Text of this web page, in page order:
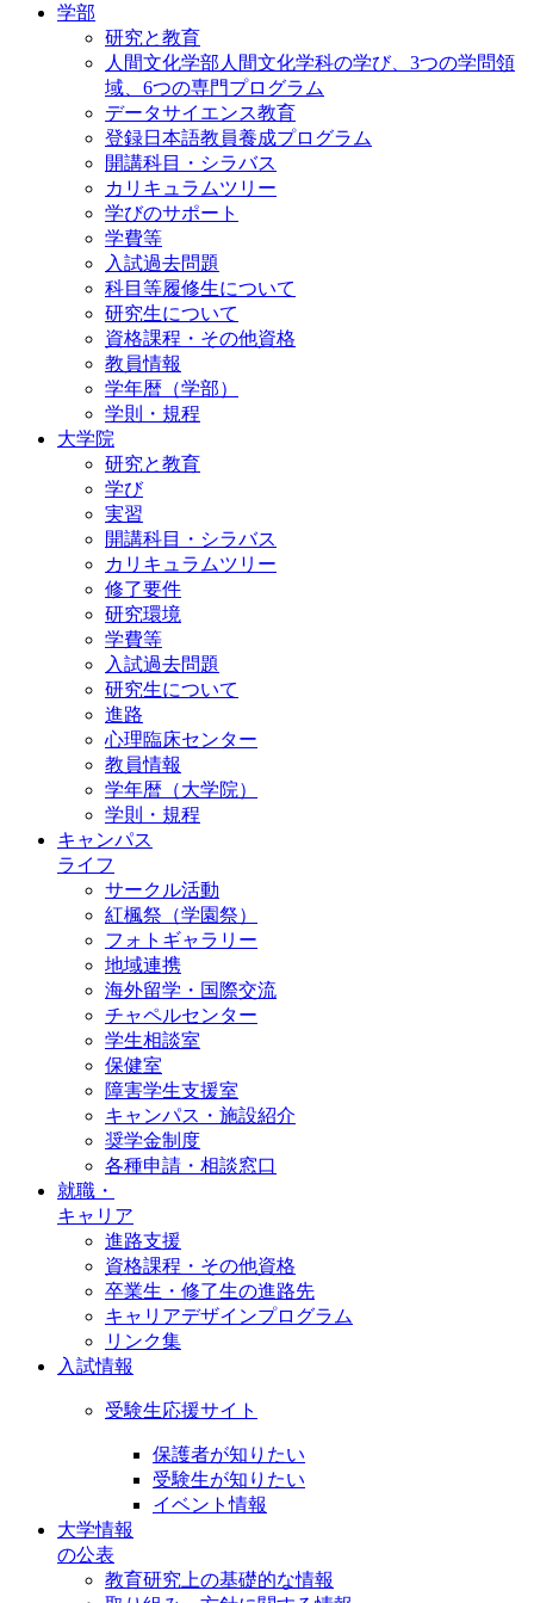
学部
研究と教育
人間文化学部人間文化学科の学び、3つの学問領
域、6つの専門プログラム
データサイエンス教育
登録日本語教員養成プログラム
開講科目・シラバス
カリキュラムツリー
学びのサポート
学費等
入試過去問題
科目等履修生について
研究生について
資格課程・その他資格
教員情報
学年暦（学部）
学則・規程
大学院
研究と教育
学び
実習
開講科目・シラバス
カリキュラムツリー
修了要件
研究環境
学費等
入試過去問題
研究生について
進路
心理臨床センター
教員情報
学年暦（大学院）
学則・規程
キャンパス
ライフ
サークル活動
紅楓祭（学園祭）
フォトギャラリー
地域連携
海外留学・国際交流
チャペルセンター
学生相談室
保健室
障害学生支援室
キャンパス・施設紹介
奨学金制度
各種申請・相談窓口
就職・
キャリア
進路支援
資格課程・その他資格
卒業生・修了生の進路先
キャリアデザインプログラム
リンク集
入試情報
受験生応援サイト
保護者が知りたい
受験生が知りたい
イベント情報
大学情報
の公表
教育研究上の基礎的な情報